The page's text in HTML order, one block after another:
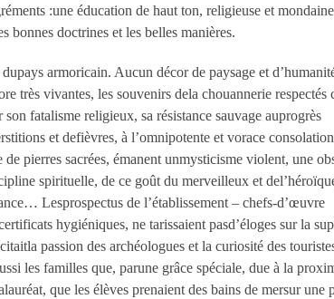
:une éducation de haut ton, religieuse et
bonnes doctrines et les belles manières.
armoricain. Aucun décor de paysage et
très vivantes, les souvenirs dela chouannerie respectés
fatalisme religieux, sa résistance sauvage auprogrès
et defièvres, à l’omnipotente et vorace
pierres sacrées, émanent unmysticisme violent, une
spirituelle, de ce goût du merveilleux et
Lesprospectus de l’établissement – chefs-d’œuvre
hygiéniques, ne tarissaient pasd’éloges sur la
passion des archéologues et la curiosité des
les familles que, parune grâce spéciale, due à la
que les élèves prenaient des bains de mersur une